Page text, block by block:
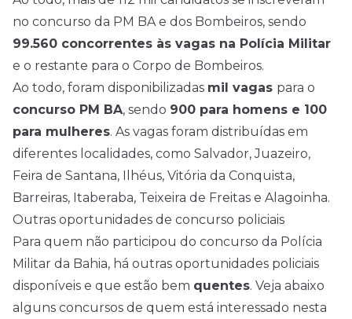
no concurso da PM BA e dos Bombeiros, sendo
99.560 concorrentes às vagas na Polícia Militar
e o restante para o Corpo de Bombeiros.
Ao todo, foram disponibilizadas mil vagas para o
concurso PM BA, sendo 900 para homens e 100
para mulheres. As vagas foram distribuídas em
diferentes localidades, como Salvador, Juazeiro,
Feira de Santana, Ilhéus, Vitória da Conquista,
Barreiras, Itaberaba, Teixeira de Freitas e Alagoinha.
Outras oportunidades de concurso policiais
Para quem não participou do concurso da Polícia
Militar da Bahia, há outras oportunidades policiais
disponíveis e que estão bem quentes. Veja abaixo
alguns concursos de quem está interessado nesta